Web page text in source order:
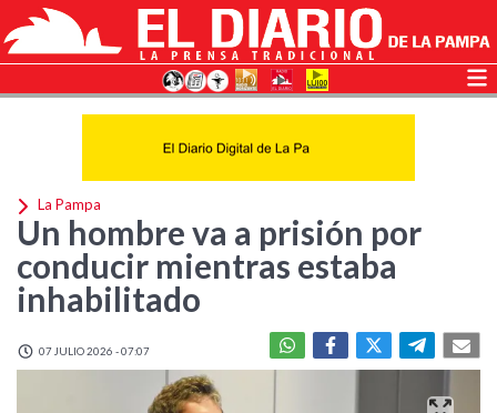
La Pampa
Un hombre va a prisión por
conducir mientras estaba
inhabilitado
07 JULIO 2026 - 07:07